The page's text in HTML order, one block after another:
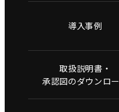
導入事例
取扱説明書・
承認図のダウンロ